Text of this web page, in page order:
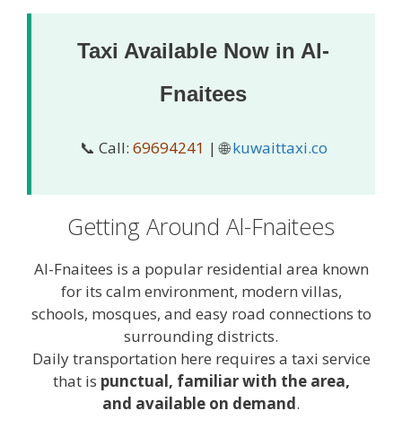
Taxi Available Now in Al-
Fnaitees
📞 Call: 69694241 | 🌐kuwaittaxi.co
Getting Around Al-Fnaitees
Al-Fnaitees is a popular residential area known
for its calm environment, modern villas,
schools, mosques, and easy road connections to
surrounding districts.
Daily transportation here requires a taxi service
that is punctual, familiar with the area,
and available on demand.